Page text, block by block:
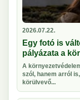
2026.07.22.
Egy fotó is
pályázata a
A
szól, hanem arról
körülvevő...